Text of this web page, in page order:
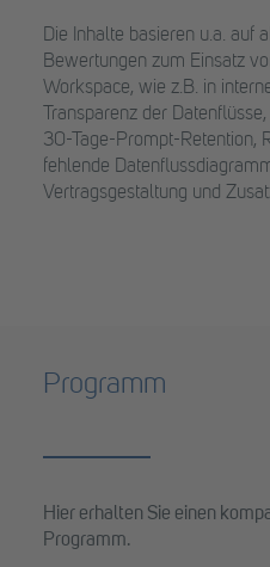
Die Inhalte basieren u.a. auf
Bewertungen zum Einsatz
Workspace, wie z.B. in
Transparenz der
30-Tage-Prompt-Retention,
fehlende
Vertragsgestaltung und
Programm
Hier erhalten Sie einen
Programm.